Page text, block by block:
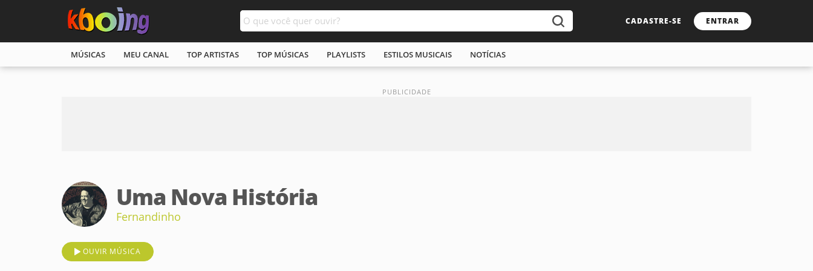
CADASTRE-SE ENTRAR
MÚSICAS MEU CANAL TOP ARTISTAS TOP MÚSICAS PLAYLISTS ESTILOS MUSICAIS NOTÍCIAS
Uma Nova História
Fernandinho
OUVIR MÚSICA